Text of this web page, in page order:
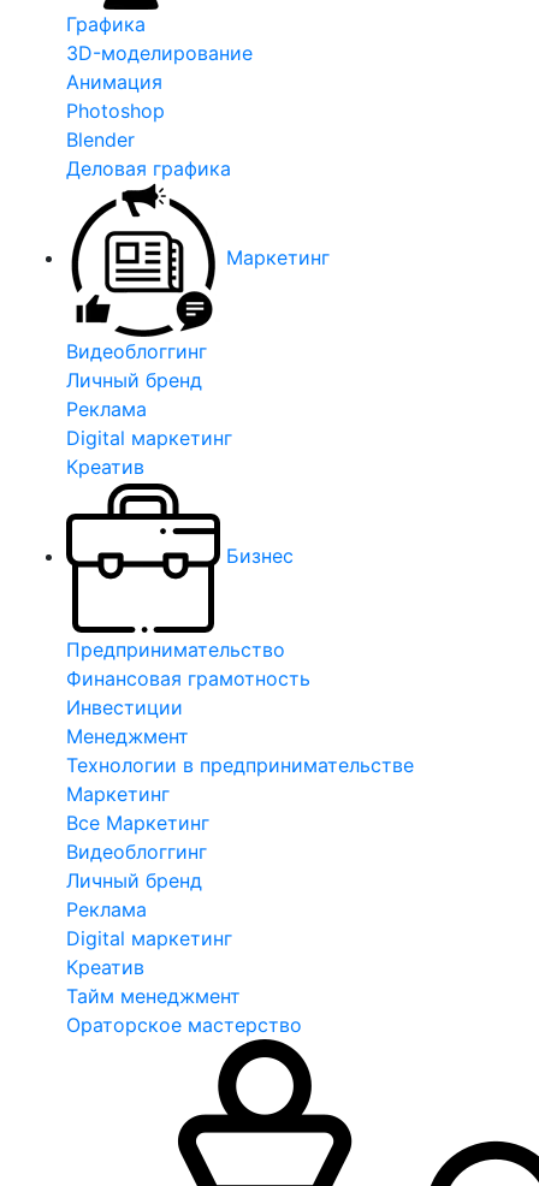
Графика
3D-моделирование
Анимация
Photoshop
Blender
Деловая графика
Маркетинг
Видеоблоггинг
Личный бренд
Реклама
Digital маркетинг
Креатив
Бизнес
Предпринимательство
Финансовая грамотность
Инвестиции
Менеджмент
Технологии в предпринимательстве
Маркетинг
Все Маркетинг
Видеоблоггинг
Личный бренд
Реклама
Digital маркетинг
Креатив
Тайм менеджмент
Ораторское мастерство